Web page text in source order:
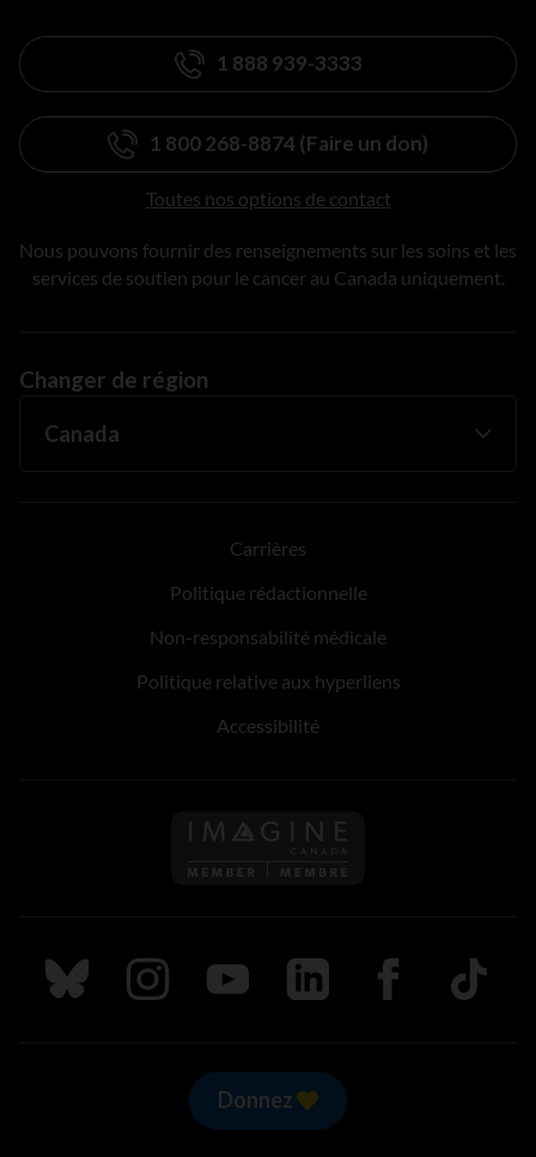
1 888 939-3333
1 800 268-8874 (Faire un don)
Toutes nos options de contact
Nous pouvons fournir des renseignements sur les soins et les
services de soutien pour le cancer au Canada uniquement.
Changer de région
Carrières
Politique rédactionnelle
Non-responsabilité médicale
Politique relative aux hyperliens
Accessibilité
Suivez nous sur Bluesky
Suivez nous sur Instagram
Suivez nous sur Youtube
Suivez nous sur LinkedIn
Suivez nous sur
TikTok
Donnez